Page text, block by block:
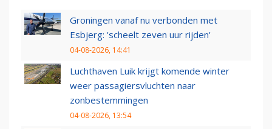
Groningen vanaf nu verbonden met
Esbjerg: 'scheelt zeven uur rijden'
04-08-2026, 14:41
Luchthaven Luik krijgt komende winter
weer passagiersvluchten naar
zonbestemmingen
04-08-2026, 13:54